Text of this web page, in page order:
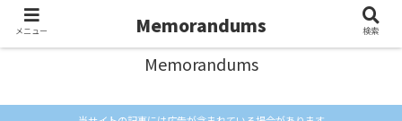
忘れないようにメモしとく
Memorandums
メニュー Memorandums 検索